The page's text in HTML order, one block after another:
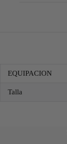
EQUIPACION
Talla